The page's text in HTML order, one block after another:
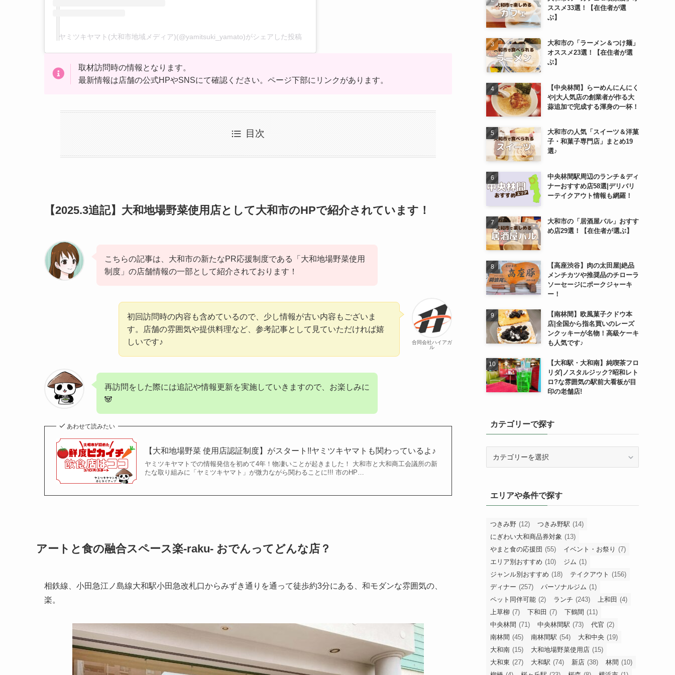
ヤミツキヤマト(大和市地域メディア)(@yamitsuki_yamato)がシェアした投稿
取材訪問時の情報となります。
最新情報は店舗の公式HPやSNSにて確認ください。ページ下部にリンクがあります。
目次
【2025.3追記】大和地場野菜使用店として大和市のHPで紹介されています！
こちらの記事は、大和市の新たなPR応援制度である「大和地場野菜使用
制度」の店舗情報の一部として紹介されております！
合同会社ハイアガ
ル
初回訪問時の内容も含めているので、少し情報が古い内容もございま
す。店舗の雰囲気や提供料理など、参考記事として見ていただければ嬉
しいです♪
再訪問をした際には追記や情報更新を実施していきますので、お楽しみに
🐼
あわせて読みたい
【大和地場野菜 使用店認証制度】がスタート!!ヤミツキヤマトも関わっているよ♪
ヤミツキヤマトでの情報発信を初めて4年！物凄いことが起きました！ 大和市と大和商工会議所の新
たな取り組みに「ヤミツキヤマト」が微力ながら関わることに!!! 市のHP…
アートと食の融合スペース楽-raku- おでんってどんな店？
相鉄線、小田急江ノ島線大和駅小田急改札口からみずき通りを通って徒歩約3分にある、和モダンな雰囲気の、
楽。
ススメ33選！【在住者が選
ぶ】
大和市の「ラーメン＆つけ麺」
オススメ23選！【在住者が選
ぶ】
【中央林間】らーめんにんにく
や|大人気店の創業者が作る大
蒜追加で完成する渾身の一杯！
大和市の人気「スイーツ＆洋菓
子・和菓子専門店」まとめ19
選♪
中央林間駅周辺のランチ＆ディ
ナーおすすめ店58選|デリバリ
ーテイクアウト情報も網羅！
大和市の「居酒屋バル」おすす
め店29選！【在住者が選ぶ】
【高座渋谷】肉の太田屋|絶品
メンチカツや推奨品のチローラ
ソーセージにポークジャーキ
ー！
【南林間】欧風菓子クドウ本
店|全国から指名買いのレーズ
ンクッキーが名物！高級ケーキ
も人気です♪
【大和駅・大和南】純喫茶フロ
リダ|ノスタルジック?昭和レト
ロ?な雰囲気の駅前大看板が目
印の老舗店!
カテゴリーで探す
ー
で
エリアや条件で探す
つきみ野 (12) つきみ野駅 (14)
にぎわい大和商品券対象 (13)
やまと食の応援団 (55) イベント・お祭り (7)
エリア別おすすめ (10) ジム (1)
ジャンル別おすすめ (18) テイクアウト (156)
ディナー (257) パーソナルジム (1)
ペット同伴可能 (2) ランチ (243) 上和田 (4)
上草柳 (7) 下和田 (7) 下鶴間 (11)
中央林間 (71) 中央林間駅 (73) 代官 (2)
南林間 (45) 南林間駅 (54) 大和中央 (19)
大和南 (15) 大和地場野菜使用店 (15)
大和東 (27) 大和駅 (74) 新店 (38) 林間 (10)